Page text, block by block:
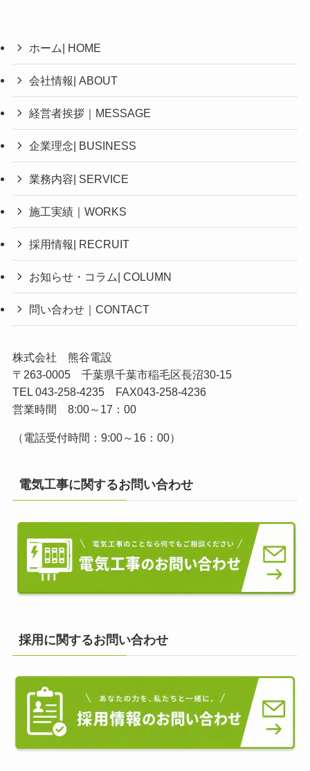
ホーム| HOME
会社情報| ABOUT
経営者挨拶｜MESSAGE
企業理念| BUSINESS
業務内容| SERVICE
施工実績｜WORKS
採用情報| RECRUIT
お知らせ・コラム| COLUMN
問い合わせ｜CONTACT
株式会社 熊谷電設
〒263-0005 千葉県千葉市稲毛区長沼30-15
TEL 043-258-4235 FAX043-258-4236
営業時間 8:00～17：00
（電話受付時間：9:00～16：00）
電気工事に関するお問い合わせ
採用に関するお問い合わせ